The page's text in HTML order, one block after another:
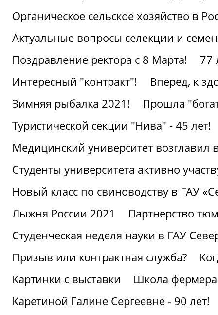
Органическое сельское хозяйство в
Актуальные вопросы селекции и
Поздравление ректора с 8 Марта!
77
Интересный "контракт"!
Вперед, к
Зимняя рыбалка 2021!
Прошла
Туристической секции "Нива" - 45 лет!
Медицинский университет возглавил
Студенты университета активно
Новый класс по свиноводству в ГАУ
Лыжня России 2021
Партнерство
Студенческая неделя науки в ГАУ
Призыв или контрактная служба?
Картинки с выставки
Школа
Каретиной Галине Сергеевне - 90 лет!